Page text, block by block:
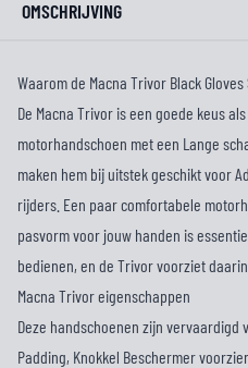
OMSCHRIJVING
Waarom de Macna Trivor Black
De Macna Trivor is een goede keus
motorhandschoen met een Lange
maken hem bij uitstek geschikt voor
rijders. Een paar comfortabele
pasvorm voor jouw handen is
bedienen, en de Trivor voorziet
Macna Trivor eigenschappen
Deze handschoenen zijn vervaardigd
Padding, Knokkel Beschermer